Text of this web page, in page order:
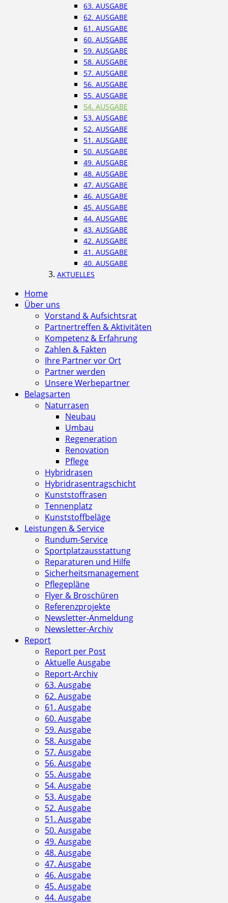
63. AUSGABE
62. AUSGABE
61. AUSGABE
60. AUSGABE
59. AUSGABE
58. AUSGABE
57. AUSGABE
56. AUSGABE
55. AUSGABE
54. AUSGABE
53. AUSGABE
52. AUSGABE
51. AUSGABE
50. AUSGABE
49. AUSGABE
48. AUSGABE
47. AUSGABE
46. AUSGABE
45. AUSGABE
44. AUSGABE
43. AUSGABE
42. AUSGABE
41. AUSGABE
40. AUSGABE
AKTUELLES
Home
Über uns
Vorstand & Aufsichtsrat
Partnertreffen & Aktivitäten
Kompetenz & Erfahrung
Zahlen & Fakten
Ihre Partner vor Ort
Partner werden
Unsere Werbepartner
Belagsarten
Naturrasen
Neubau
Umbau
Regeneration
Renovation
Pflege
Hybridrasen
Hybridrasentragschicht
Kunststoffrasen
Tennenplatz
Kunststoffbeläge
Leistungen & Service
Rundum-Service
Sportplatzausstattung
Reparaturen und Hilfe
Sicherheitsmanagement
Pflegepläne
Flyer & Broschüren
Referenzprojekte
Newsletter-Anmeldung
Newsletter-Archiv
Report
Report per Post
Aktuelle Ausgabe
Report-Archiv
63. Ausgabe
62. Ausgabe
61. Ausgabe
60. Ausgabe
59. Ausgabe
58. Ausgabe
57. Ausgabe
56. Ausgabe
55. Ausgabe
54. Ausgabe
53. Ausgabe
52. Ausgabe
51. Ausgabe
50. Ausgabe
49. Ausgabe
48. Ausgabe
47. Ausgabe
46. Ausgabe
45. Ausgabe
44. Ausgabe